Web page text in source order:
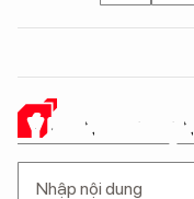
Ý KIẾN CỦA BẠN